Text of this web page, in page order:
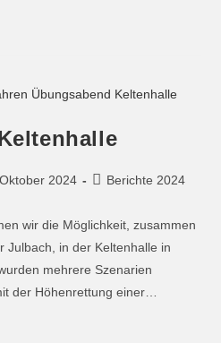
2024 Berichte 2024
wir die Möglichkeit, zusammen
Julbach, in der Keltenhalle in
mehrere Szenarien
der Höhenrettung einer…